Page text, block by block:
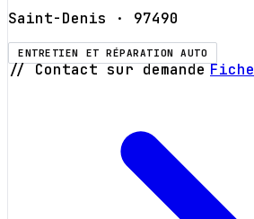
Saint-Denis · 97490
ENTRETIEN ET RÉPARATION AUTO
// Contact sur demande Fiche